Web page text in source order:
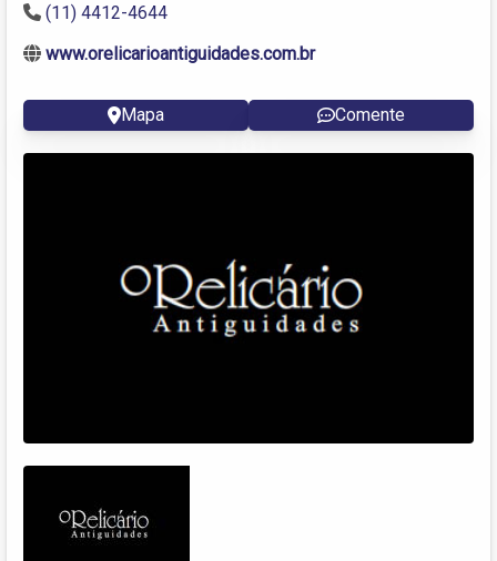
(11) 4412-4644
www.orelicarioantiguidades.com.br
Mapa Comente